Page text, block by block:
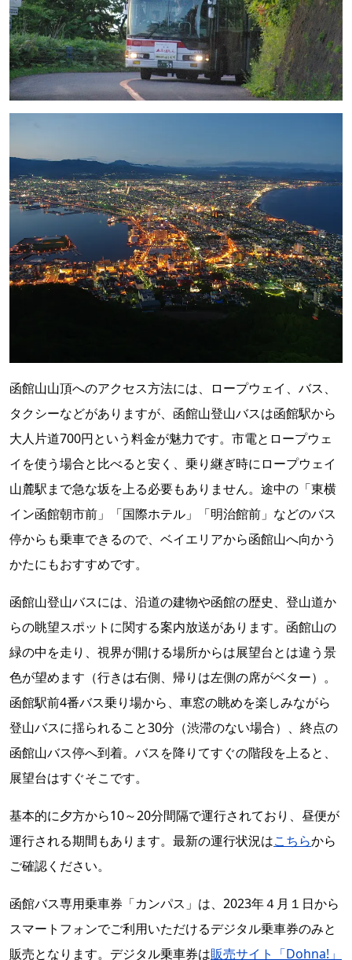
函館山山頂へのアクセス方法には、ロープウェイ、バス、
タクシーなどがありますが、函館山登山バスは函館駅から
大人片道700円という料金が魅力です。市電とロープウェ
イを使う場合と比べると安く、乗り継ぎ時にロープウェイ
山麓駅まで急な坂を上る必要もありません。途中の「東横
イン函館朝市前」「国際ホテル」「明治館前」などのバス
停からも乗車できるので、ベイエリアから函館山へ向かう
かたにもおすすめです。
函館山登山バスには、沿道の建物や函館の歴史、登山道か
らの眺望スポットに関する案内放送があります。函館山の
緑の中を走り、視界が開ける場所からは展望台とは違う景
色が望めます（行きは右側、帰りは左側の席がベター）。
函館駅前4番バス乗り場から、車窓の眺めを楽しみながら
登山バスに揺られること30分（渋滞のない場合）、終点の
函館山バス停へ到着。バスを降りてすぐの階段を上ると、
展望台はすぐそこです。
基本的に夕方から10～20分間隔で運行されており、昼便が
運行される期間もあります。最新の運行状況はこちらから
ご確認ください。
函館バス専用乗車券「カンパス」は、2023年４月１日から
スマートフォンでご利用いただけるデジタル乗車券のみと
販売となります。デジタル乗車券は販売サイト「Dohna!」